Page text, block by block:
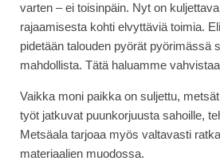
varten – ei toisinpäin. Nyt on
rajaamisesta kohti elvyttäviä toimia.
pidetään talouden pyörät pyörimässä
mahdollista. Tätä haluamme
Vaikka moni paikka on suljettu,
työt jatkuvat puunkorjuusta sahoille,
Metsäala tarjoaa myös valtavasti
materiaalien muodossa.